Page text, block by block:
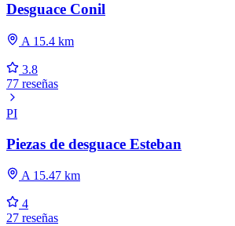
Desguace Conil
A 15.4 km
3.8
77 reseñas
PI
Piezas de desguace Esteban
A 15.47 km
4
27 reseñas